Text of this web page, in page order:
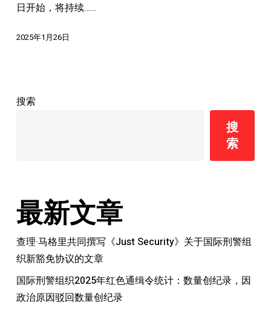
组
如
查
和
求
日开始，将持续……
2025年1月26日
搜索
搜
索
最新文章
查理·马格里共同撰写《Just Security》关于国际刑警组
织新豁免协议的文章
国际刑警组织2025年红色通缉令统计：数量创纪录，因
政治原因驳回数量创纪录